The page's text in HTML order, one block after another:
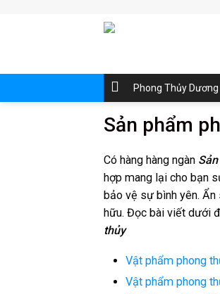
Phong Thủy
Sản phẩm
Có hàng hàng ngàn
hợp mang lại cho bạn
bảo vệ sự bình yên.
hữu. Đọc bài viết dưới
thủy
Vật phẩm phong
Vật phẩm phong